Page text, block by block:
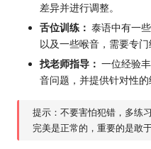
差异并进行调整。
舌位训练： 泰语中有一
以及一些喉音，需要专门
找老师指导： 一位经验
音问题，并提供针对性的
提示：不要害怕犯错，多练
完美是正常的，重要的是敢于